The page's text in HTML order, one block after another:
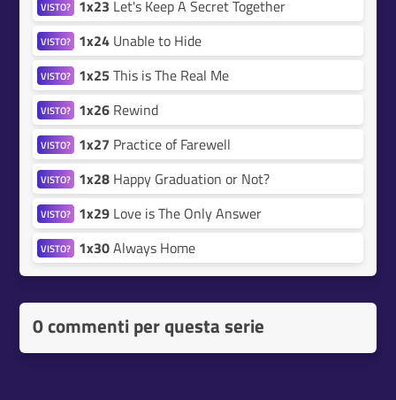
VISTO? 1x23 Let's Keep A Secret Together
VISTO? 1x24 Unable to Hide
VISTO? 1x25 This is The Real Me
VISTO? 1x26 Rewind
VISTO? 1x27 Practice of Farewell
VISTO? 1x28 Happy Graduation or Not?
VISTO? 1x29 Love is The Only Answer
VISTO? 1x30Always Home
0 commenti per questa serie